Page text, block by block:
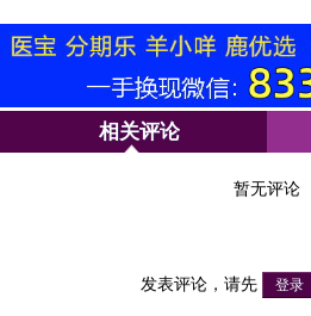
相关评论
暂无评论
发表评论，请先